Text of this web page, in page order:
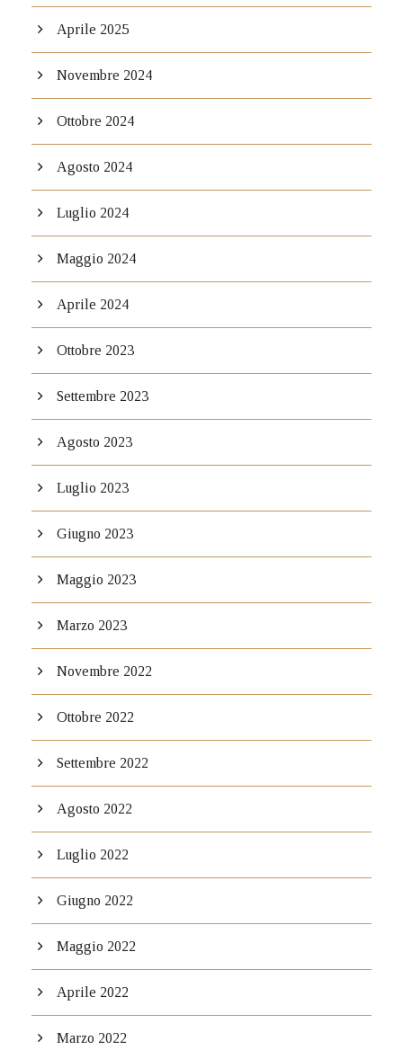
Aprile 2025
Novembre 2024
Ottobre 2024
Agosto 2024
Luglio 2024
Maggio 2024
Aprile 2024
Ottobre 2023
Settembre 2023
Agosto 2023
Luglio 2023
Giugno 2023
Maggio 2023
Marzo 2023
Novembre 2022
Ottobre 2022
Settembre 2022
Agosto 2022
Luglio 2022
Giugno 2022
Maggio 2022
Aprile 2022
Marzo 2022